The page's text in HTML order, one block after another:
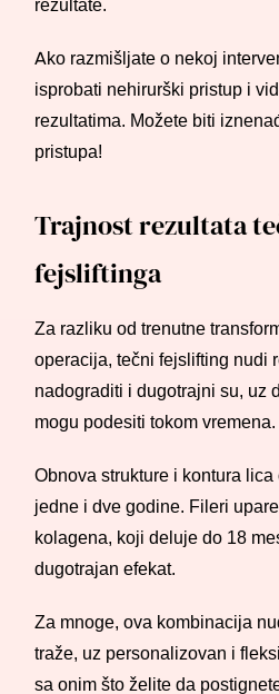
rezultate.
Ako razmišljate o nekoj
isprobati nehirurški pristup i
rezultatima. Možete biti
pristupa!
Trajnost rezultata
fejsliftinga
Za razliku od trenutne
operacija, tečni fejslifting nudi
nadograditi i dugotrajni su, uz
mogu podesiti tokom vremena.
Obnova strukture i kontura
jedne i dve godine. Fileri
kolagena, koji deluje do 18
dugotrajan efekat.
Za mnoge, ova kombinacija
traže, uz personalizovan i
sa onim što želite da